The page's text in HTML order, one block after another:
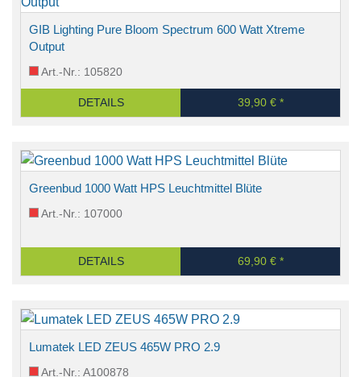
GIB Lighting Pure Bloom Spectrum 600 Watt Xtreme
Output
Art.-Nr.: 105820
DETAILS 39,90 € *
Greenbud 1000 Watt HPS Leuchtmittel Blüte
Art.-Nr.: 107000
DETAILS 69,90 € *
Lumatek LED ZEUS 465W PRO 2.9
Art.-Nr.: A100878